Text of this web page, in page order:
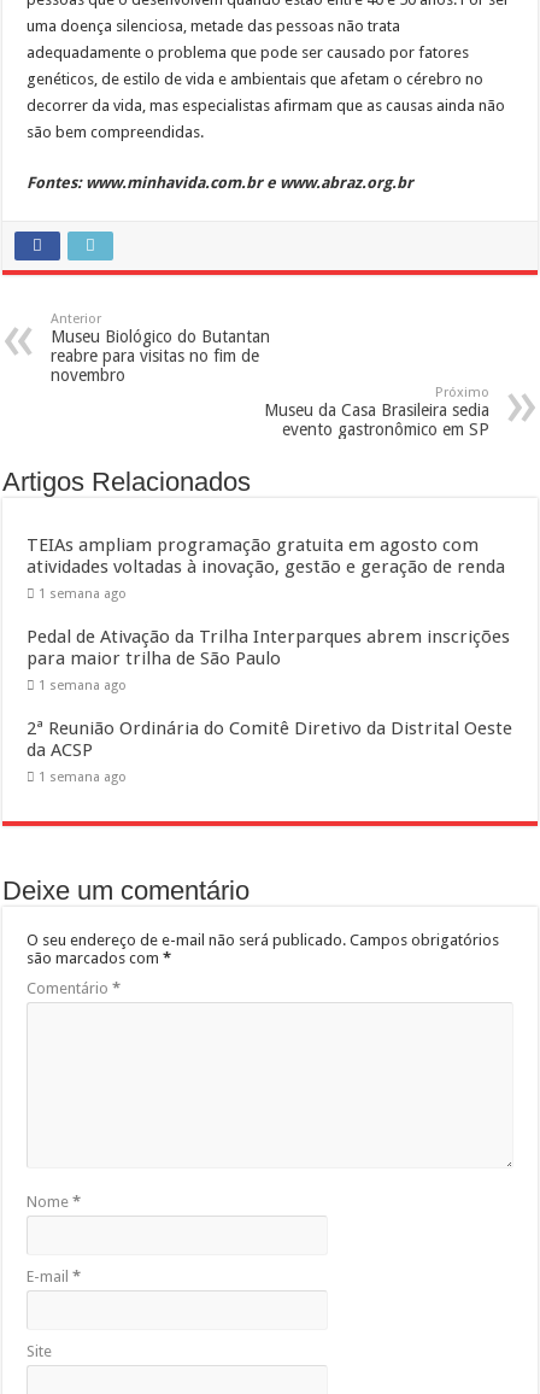
uma doença silenciosa, metade das pessoas não trata
adequadamente o problema que pode ser causado por fatores
genéticos, de estilo de vida e ambientais que afetam o cérebro no
decorrer da vida, mas especialistas afirmam que as causas ainda não
são bem compreendidas.
Fontes: www.minhavida.com.br e www.abraz.org.br
Anterior
Museu Biológico do Butantan
reabre para visitas no fim de
novembro
Próximo
Museu da Casa Brasileira sedia
evento gastronômico em SP
Artigos Relacionados
TEIAs ampliam programação gratuita em agosto com
atividades voltadas à inovação, gestão e geração de renda
1 semana ago
Pedal de Ativação da Trilha Interparques abrem inscrições
para maior trilha de São Paulo
1 semana ago
2ª Reunião Ordinária do Comitê Diretivo da Distrital Oeste
da ACSP
1 semana ago
Deixe um comentário
O seu endereço de e-mail não será publicado. Campos obrigatórios
são marcados com*
Comentário*
Nome*
E-mail*
Site